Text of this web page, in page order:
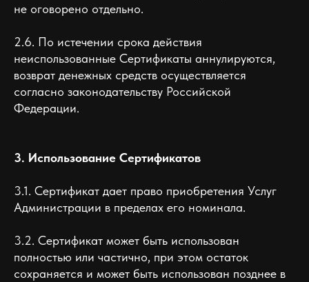
не оговорено отдельно.
2.6. По истечении срока действия
неиспользованные Сертификаты аннулируются,
возврат денежных средств осуществляется
согласно законодательству Российской
Федерации.
3. Использование Сертификатов
3.1. Сертификат дает право приобретения Услуг
Администрации в пределах его номинала.
3.2. Сертификат может быть использован
полностью или частично, при этом остаток
сохраняется и может быть использован позднее в